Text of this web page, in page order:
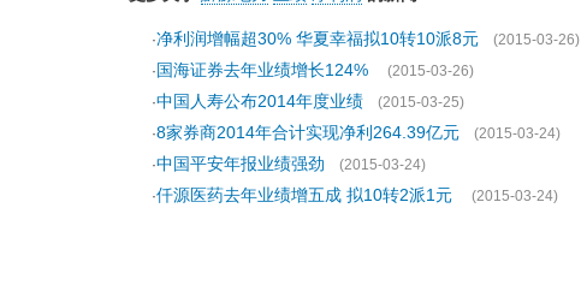
·净利润增幅超30% 华夏幸福拟10转10派8元
(2015-03-26)
·国海证券去年业绩增长124%
(2015-03-26)
·中国人寿公布2014年度业绩
(2015-03-25)
·8家券商2014年合计实现净利264.39亿元
(2015-03-24)
·中国平安年报业绩强劲
(2015-03-24)
·仟源医药去年业绩增五成 拟10转2派1元 (2015-03-24)